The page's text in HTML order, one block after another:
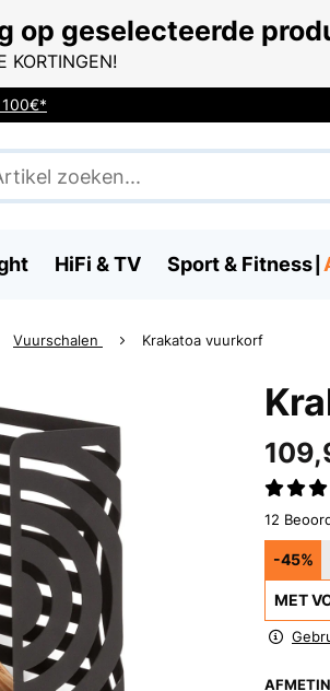
op geselecteerde
KORTINGEN!
HiFi & TV Sport & Fitness
Vuurschalen Krakatoa vuurkorf
12
-45%
MET